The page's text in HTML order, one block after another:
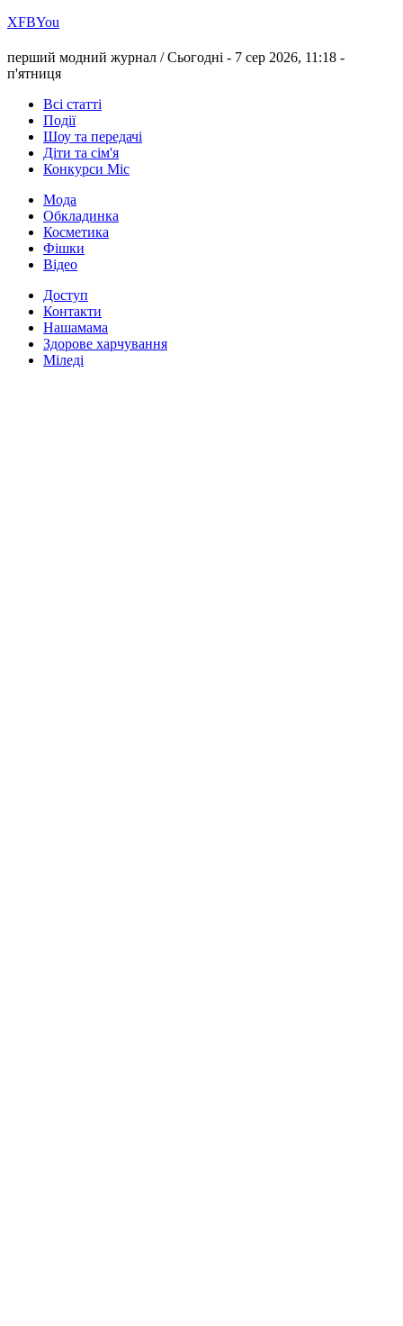
ХFBYou
перший модний журнал /Сьогодні - 7 сер 2026, 11:18 -
п'ятниця
Всі статті
Події
Шоу та передачі
Діти та сім'я
Конкурси Міс
Мода
Обкладинка
Косметика
Фішки
Відео
Доступ
Контакти
Нашамама
Здорове харчування
Міледі